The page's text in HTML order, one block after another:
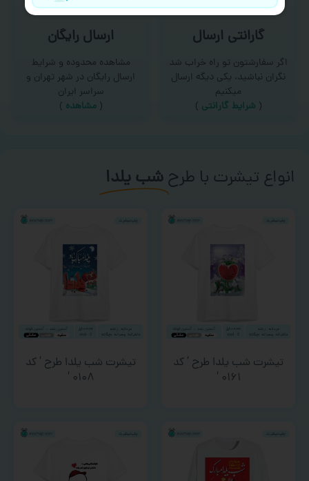
گارانتی ارسال
اگر سفارشتون تو راه خراب شد
نگران نباشید، یکی دیگه ارسال
میکنیم
( شرایط گارانتی )
ارسال رایگان
مشاهده محدوده و شرایط
ارسال رایگان در شهر تهران و
سراسر ایران
(مشاهده )
انواع تیشرت با طرحشب یلدا
تیشرت شب یلدا طرح ‘ کد
۰۱۶۱ ‘
تیشرت شب یلدا طرح ‘ کد
۰۱۰۸ ‘